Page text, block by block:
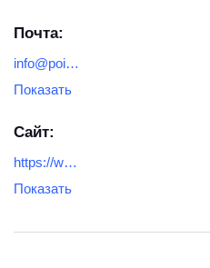
Почта:
info@poip.ru
Показать
Сайт:
https://www.euro-stanok.ru/
Показать